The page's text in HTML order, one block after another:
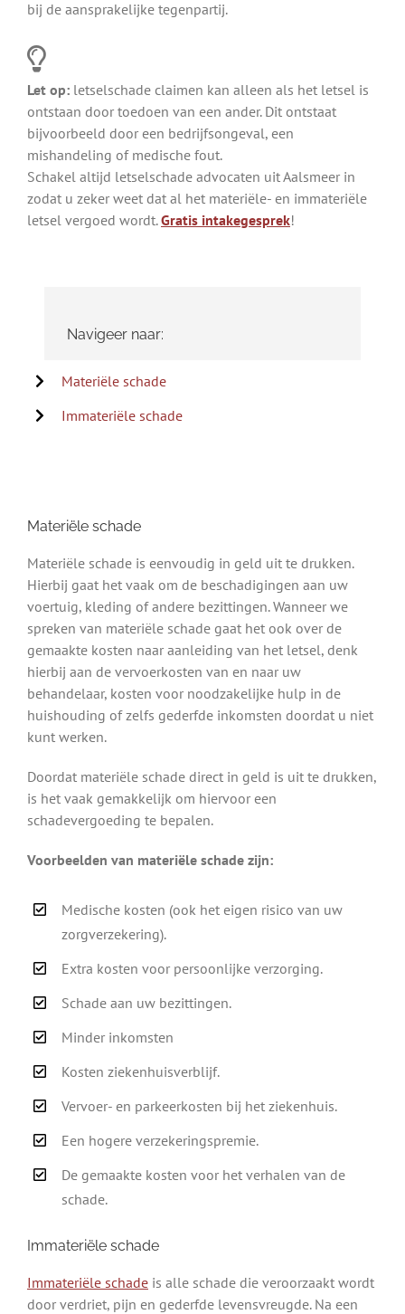
bij de aansprakelijke tegenpartij.
Let op: letselschade claimen kan alleen als het letsel is
ontstaan door toedoen van een ander. Dit ontstaat
bijvoorbeeld door een bedrijfsongeval, een
mishandeling of medische fout.
Schakel altijd letselschade advocaten uit Aalsmeer in
zodat u zeker weet dat al het materiële- en immateriële
letsel vergoed wordt.Gratis intakegesprek!
Navigeer naar:
Materiële schade
Immateriële schade
Materiële schade
Materiële schade is eenvoudig in geld uit te drukken.
Hierbij gaat het vaak om de beschadigingen aan uw
voertuig, kleding of andere bezittingen. Wanneer we
spreken van materiële schade gaat het ook over de
gemaakte kosten naar aanleiding van het letsel, denk
hierbij aan de vervoerkosten van en naar uw
behandelaar, kosten voor noodzakelijke hulp in de
huishouding of zelfs gederfde inkomsten doordat u niet
kunt werken.
Doordat materiële schade direct in geld is uit te drukken,
is het vaak gemakkelijk om hiervoor een
schadevergoeding te bepalen.
Voorbeelden van materiële schade zijn:
Medische kosten (ook het eigen risico van uw
zorgverzekering).
Extra kosten voor persoonlijke verzorging.
Schade aan uw bezittingen.
Minder inkomsten
Kosten ziekenhuisverblijf.
Vervoer- en parkeerkosten bij het ziekenhuis.
Een hogere verzekeringspremie.
De gemaakte kosten voor het verhalen van de
schade.
Immateriële schade
Immateriële schade is alle schade die veroorzaakt wordt
door verdriet, pijn en gederfde levensvreugde. Na een